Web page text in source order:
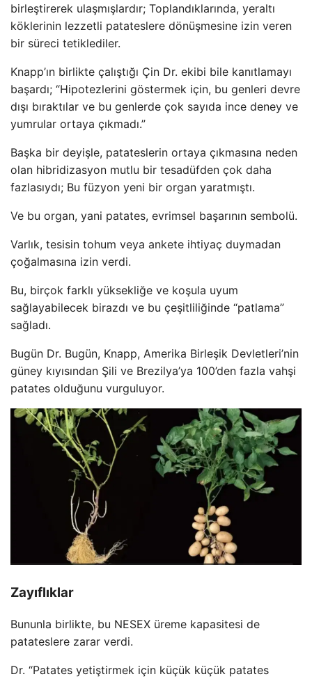
birleştirerek ulaşmışlardır; Toplandıklarında, yeraltı
köklerinin lezzetli patateslere dönüşmesine izin veren
bir süreci tetiklediler.
Knapp’ın birlikte çalıştığı Çin Dr. ekibi bile kanıtlamayı
başardı; “Hipotezlerini göstermek için, bu genleri devre
dışı bıraktılar ve bu genlerde çok sayıda ince deney ve
yumrular ortaya çıkmadı.”
Başka bir deyişle, patateslerin ortaya çıkmasına neden
olan hibridizasyon mutlu bir tesadüfden çok daha
fazlasıydı; Bu füzyon yeni bir organ yaratmıştı.
Ve bu organ, yani patates, evrimsel başarının sembolü.
Varlık, tesisin tohum veya ankete ihtiyaç duymadan
çoğalmasına izin verdi.
Bu, birçok farklı yüksekliğe ve koşula uyum
sağlayabilecek birazdı ve bu çeşitliliğinde “patlama”
sağladı.
Bugün Dr. Bugün, Knapp, Amerika Birleşik Devletleri’nin
güney kıyısından Şili ve Brezilya’ya 100’den fazla vahşi
patates olduğunu vurguluyor.
Zayıflıklar
Bununla birlikte, bu NESEX üreme kapasitesi de
patateslere zarar verdi.
Dr. “Patates yetiştirmek için küçük küçük patates